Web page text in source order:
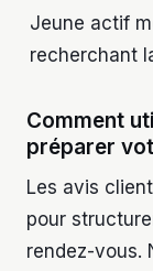
Jeune actif
recherchant
Comment
préparer
Les avis
pour
rendez-vous.